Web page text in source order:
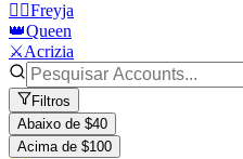
🧙‍♀️Freyja
👑Queen
⚔️Acrizia
Filtros
Abaixo de $40
Acima de $100